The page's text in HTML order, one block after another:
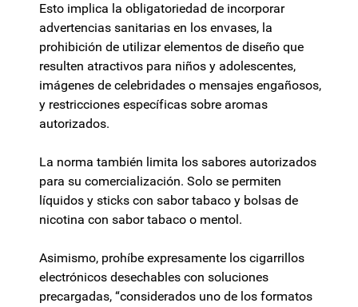
Esto implica la obligatoriedad de incorporar
advertencias sanitarias en los envases, la
prohibición de utilizar elementos de diseño que
resulten atractivos para niños y adolescentes,
imágenes de celebridades o mensajes engañosos,
y restricciones específicas sobre aromas
autorizados.
La norma también limita los sabores autorizados
para su comercialización. Solo se permiten
líquidos y sticks con sabor tabaco y bolsas de
nicotina con sabor tabaco o mentol.
Asimismo, prohíbe expresamente los cigarrillos
electrónicos desechables con soluciones
precargadas, “considerados uno de los formatos